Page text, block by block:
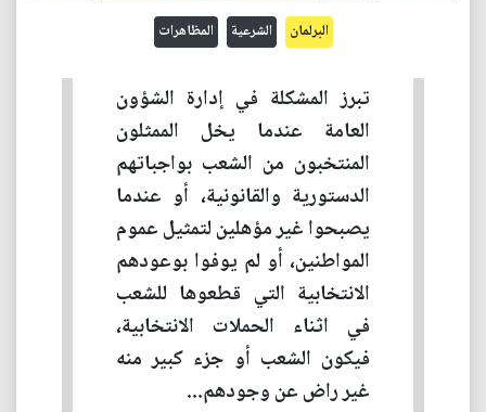
البرلمان الشرعية المظاهرات
تبرز المشكلة في إدارة الشؤون
العامة عندما يخل الممثلون
المنتخبون من الشعب بواجباتهم
الدستورية والقانونية، أو عندما
يصبحوا غير مؤهلين لتمثيل عموم
المواطنين، أو لم يوفوا بوعودهم
الانتخابية التي قطعوها للشعب
في اثناء الحملات الانتخابية،
فيكون الشعب أو جزء كبير منه
غير راض عن وجودهم...